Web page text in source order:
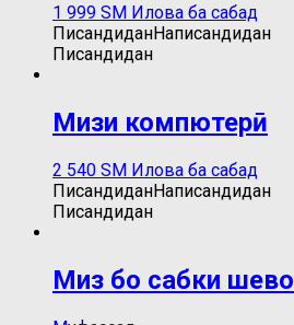
1 999 ЅМ Илова ба сабад
ПисандиданНаписандидан
Писандидан
Мизи компютерӣ
2 540 ЅМ Илова ба сабад
ПисандиданНаписандидан
Писандидан
Миз бо сабки шево